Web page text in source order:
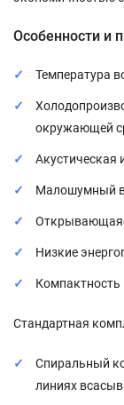
Особенности и
Температура
окружающей
Акустическая
Малошумный
Низкие
Компактность
Стандартная
Спиральный
линиях